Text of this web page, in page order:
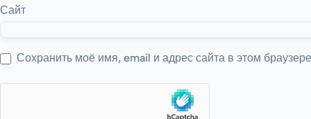
Сайт
Сохранить моё имя, email и адрес сайта в этом